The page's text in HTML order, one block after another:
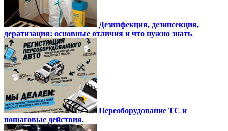
Дезинфекция, дезинсекция,
дератизация: основные отличия и что нужно знать
Переоборудование ТС и
пошаговые действия.